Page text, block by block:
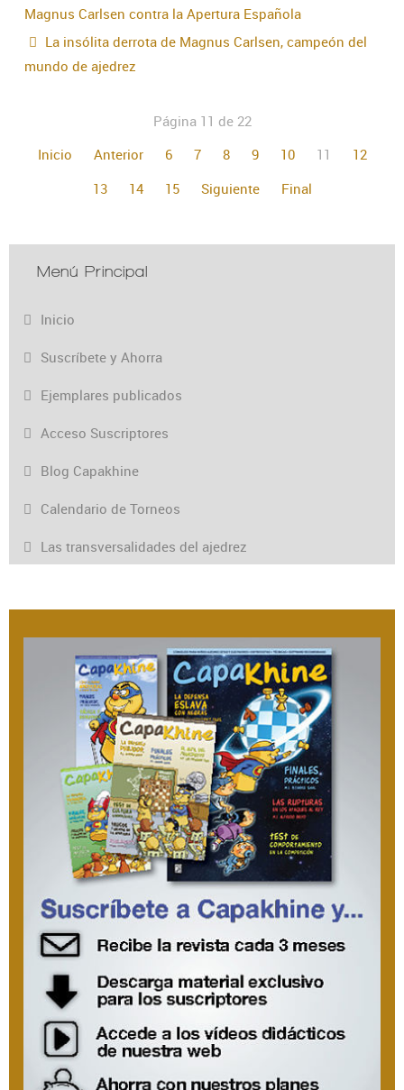
Magnus Carlsen contra la Apertura Española
La insólita derrota de Magnus Carlsen, campeón del
mundo de ajedrez
Página 11 de 22
Inicio
Anterior 6 7 8 9 10 11
12
13
14 15 Siguiente Final
Menú Principal
Inicio
Suscríbete y Ahorra
Ejemplares publicados
Acceso Suscriptores
Blog Capakhine
Calendario de Torneos
Las transversalidades del ajedrez